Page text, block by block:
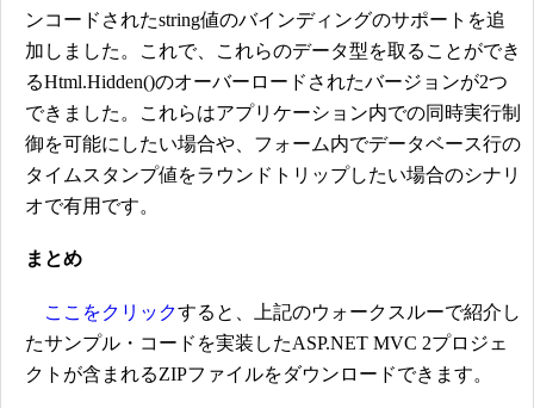
ンコードされたstring値のバインディングのサポートを追
加しました。これで、これらのデータ型を取ることができ
るHtml.Hidden()のオーバーロードされたバージョンが2つ
できました。これらはアプリケーション内での同時実行制
御を可能にしたい場合や、フォーム内でデータベース行の
タイムスタンプ値をラウンドトリップしたい場合のシナリ
オで有用です。
まとめ
ここをクリックすると、上記のウォークスルーで紹介し
たサンプル・コードを実装したASP.NET MVC 2プロジェ
クトが含まれるZIPファイルをダウンロードできます。